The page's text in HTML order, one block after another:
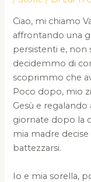
Ciao, mi chiamo
affrontando una
persistenti e, non
decidemmo di
scoprimmo che
Poco dopo, mio
Gesù e
giornate dopo la
mia madre
battezzarsi.
Io e mia sorella,